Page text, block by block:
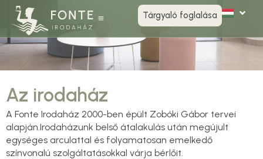
Tárgyaló foglalása
Az irodaház
A Fonte Irodaház 2000-ben épült Zobóki Gábor tervei
alapján.Irodaházunk belső átalakulás után megújult
egységes arculattal és folyamatosan emelkedő
színvonalú szolgáltatásokkal várja bérlőit.